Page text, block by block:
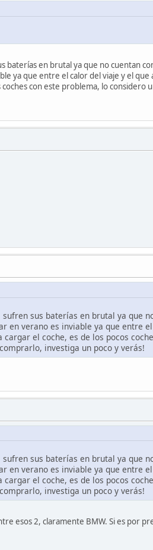
baterías en brutal ya que no cuentan
ya que entre el calor del viaje y el que
con este problema, lo considero
sus baterías en brutal ya que
en verano es inviable ya que entre
el coche, es de los pocos
investiga un poco y verás!
sus baterías en brutal ya que
en verano es inviable ya que entre
el coche, es de los pocos
investiga un poco y verás!
esos 2, claramente BMW. Si es por